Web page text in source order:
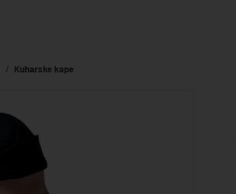
Kuharske kape